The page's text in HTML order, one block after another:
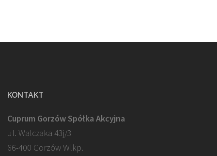
KONTAKT
Cuprum Gorzów Spółka Akcyjna
ul. Walczaka 43j/3
66-400 Gorzów Wlkp.